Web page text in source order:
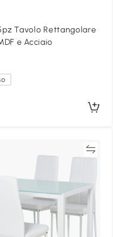
Tavolo Rettangolare
e Acciaio